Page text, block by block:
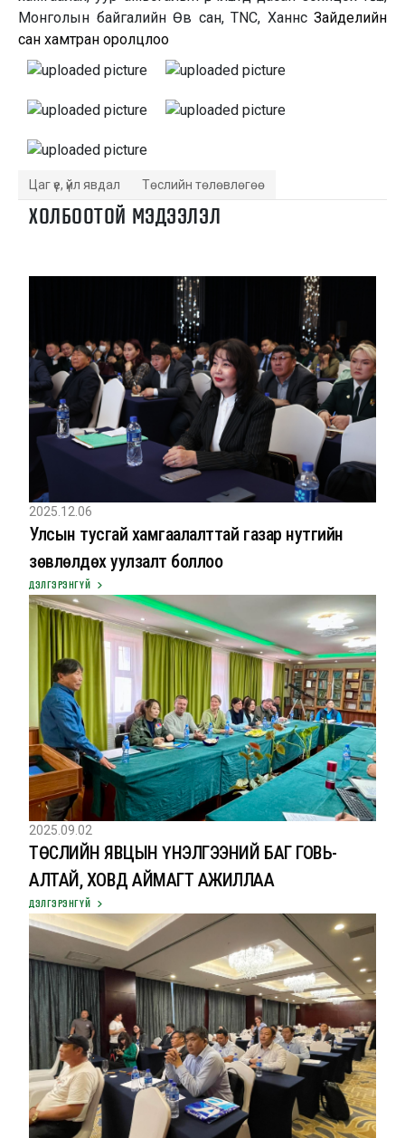
Монголын байгалийн Өв сан, TNC, Ханнс Зайделийн
сан хамтран оролцлоо
Цаг үе, үйл явдал Төслийн төлөвлөгөө
ХОЛБООТОЙ МЭДЭЭЛЭЛ
2025.12.06
Улсын тусгай хамгаалалттай газар нутгийн
зөвлөлдөх уулзалт боллоо
ДЭЛГЭРЭНГҮЙ
2025.09.02
ТӨСЛИЙН ЯВЦЫН ҮНЭЛГЭЭНИЙ БАГ ГОВЬ-
АЛТАЙ, ХОВД АЙМАГТ АЖИЛЛАА
ДЭЛГЭРЭНГҮЙ